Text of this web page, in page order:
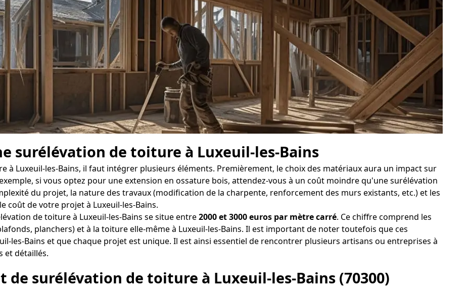
surélévation de toiture à Luxeuil-les-Bains
à Luxeuil-les-Bains, il faut intégrer plusieurs éléments. Premièrement, le choix des matériaux aura un impact sur
si vous optez pour une extension en ossature bois, attendez-vous à un coût moindre qu'une surélévation
du projet, la nature des travaux (modification de la charpente, renforcement des murs existants, etc.) et les
coût de votre projet à Luxeuil-les-Bains.
de toiture à Luxeuil-les-Bains se situe entre2000 et 3000 euros par mètre carré. Ce chiffre comprend les
planchers) et à la toiture elle-même à Luxeuil-les-Bains. Il est important de noter toutefois que ces
les-Bains et que chaque projet est unique. Il est ainsi essentiel de rencontrer plusieurs artisans ou entreprises à
et détaillés.
de surélévation de toiture à Luxeuil-les-Bains (70300)